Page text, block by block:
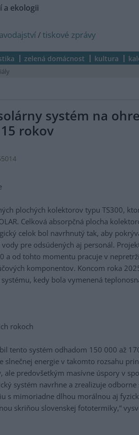
ekologii
/tiskové zprávy
zelená domácnost kultura
systém na
rokov
plochých kolektorov typu TS300,
Celková absorpčná plocha
celok bol navrhnutý tak, aby
pre odsúdených aj personál.
a od tohto momentu pracuje v
komponentov. Koncom roka
kedy bola vymenená
rokoch
tento systém odhadom 150 000 až
slnečnej energie v takomto rozsahu
predovšetkým masívne úspory v
systém navrhne a zrealizuje
s mimoriadne dlhou morálnou aj
skriňou slovenskej fototermiky,“